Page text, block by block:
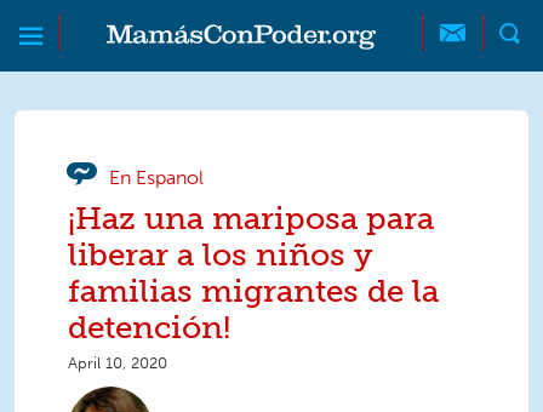
Skip to main content
Skip to main content
MamásConPoder
En Espanol
¡Haz una mariposa para
liberar a los niños y
familias migrantes de la
detención!
April 10, 2020